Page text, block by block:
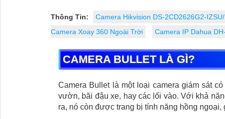
Thông Tin: Camera Hikvision DS-2CD2626G2-
Camera Xoay 360 Ngoài Trời
Camera IP Dahua
CAMERA BULLET LÀ GÌ?
Camera Bullet là một loại camera giám sát
vườn, bãi đậu xe, hay các lối vào. Với khả
ra, nó còn được trang bị tính năng hồng